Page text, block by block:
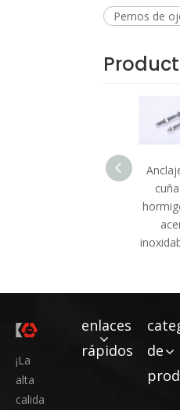
Pernos de
Pernos de
¡La
alta
calida
enlaces
rápidos
de